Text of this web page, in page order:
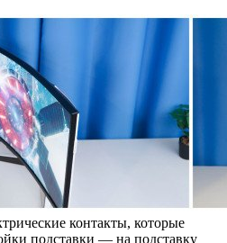
контакты, которые
подставки — на подставку